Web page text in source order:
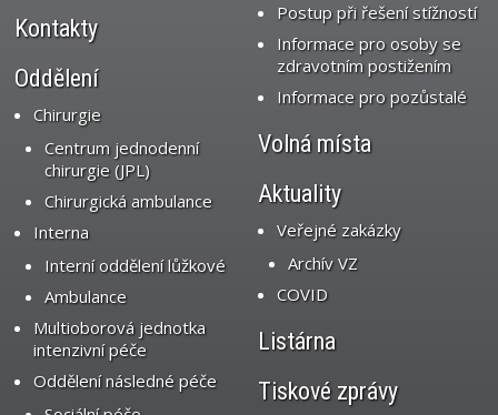
Kontakty
Oddělení
Chirurgie
Centrum jednodenní
chirurgie (JPL)
Chirurgická ambulance
Interna
Interní oddělení lůžkové
Ambulance
Multioborová jednotka
intenzivní péče
Oddělení následné péče
Postup při řešení stížností
Informace pro osoby se
zdravotním postižením
Informace pro pozůstalé
Volná místa
Aktuality
Veřejné zakázky
Archív VZ
COVID
Listárna
Tiskové zprávy